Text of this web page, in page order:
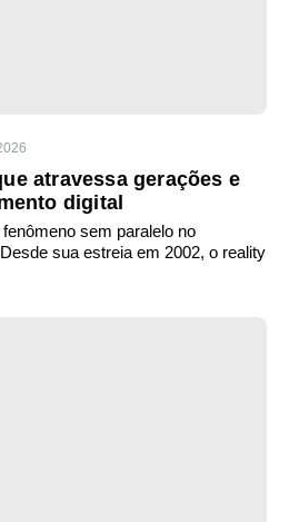
atravessa gerações e
digital
sem paralelo no
sua estreia em 2002, o reality